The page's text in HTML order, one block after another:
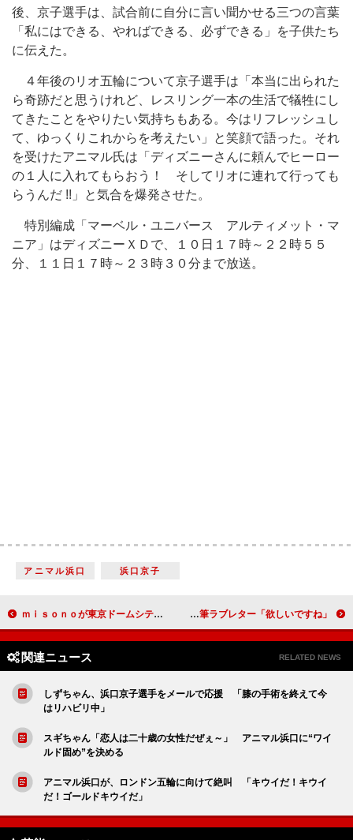
後、京子選手は、試合前に自分に言い聞かせる三つの言葉
「私にはできる、やればできる、必ずできる」を子供たち
に伝えた。
４年後のリオ五輪について京子選手は「本当に出られた
ら奇跡だと思うけれど、レスリング一本の生活で犠牲にし
てきたことをやりたい気持ちもある。今はリフレッシュし
て、ゆっくりこれからを考えたい」と笑顔で語った。それ
を受けたアニマル氏は「ディズニーさんに頼んでヒーロー
の１人に入れてもらおう！ そしてリオに連れて行っても
らうんだ !!」と気合を爆発させた。
特別編成「マーベル・ユニバース アルティメット・マ
ニア」はディズニーＸＤで、１０日１７時～２２時５５
分、１１日１７時～２３時３０分まで放送。
アニマル浜口 浜口京子
ｍｉｓｏｎｏが東京ドームシティの点灯式に登場 「デートできていいな」イルミネーションにうっとり 堀北真希、最も万年筆が似合う著名人に 万年筆ラブレター「欲しいですね」
関連ニュース RELATED NEWS
しずちゃん、浜口京子選手をメールで応援 「膝の手術を終えて今
はリハビリ中」
スギちゃん「恋人は二十歳の女性だぜぇ～」 アニマル浜口に“ワイ
ルド固め”を決める
アニマル浜口が、ロンドン五輪に向けて絶叫 「キウイだ！キウイ
だ！ゴールドキウイだ」